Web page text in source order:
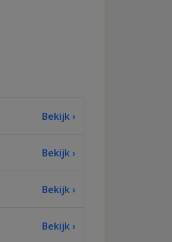
Bekijk ›
Bekijk ›
Bekijk ›
Bekijk ›